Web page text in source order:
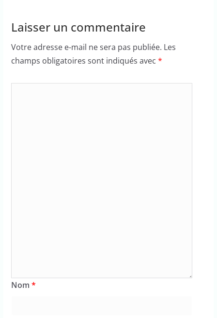
Laisser un commentaire
Votre adresse e-mail ne sera pas publiée. Les
champs obligatoires sont indiqués avec *
Nom *